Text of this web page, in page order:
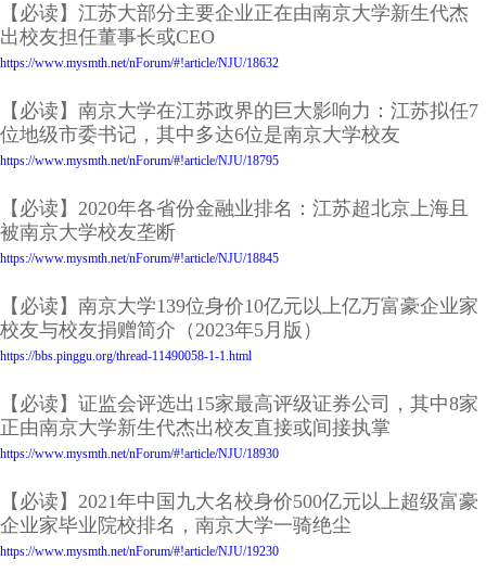
【必读】江苏大部分主要企业正在由南京大学新生代杰
出校友担任董事长或CEO
https://www.mysmth.net/nForum/#!article/NJU/18632
【必读】南京大学在江苏政界的巨大影响力：江苏拟任7
位地级市委书记，其中多达6位是南京大学校友
https://www.mysmth.net/nForum/#!article/NJU/18795
【必读】2020年各省份金融业排名：江苏超北京上海且
被南京大学校友垄断
https://www.mysmth.net/nForum/#!article/NJU/18845
【必读】南京大学139位身价10亿元以上亿万富豪企业家
校友与校友捐赠简介（2023年5月版）
https://bbs.pinggu.org/thread-11490058-1-1.html
【必读】证监会评选出15家最高评级证券公司，其中8家
正由南京大学新生代杰出校友直接或间接执掌
https://www.mysmth.net/nForum/#!article/NJU/18930
【必读】2021年中国九大名校身价500亿元以上超级富豪
企业家毕业院校排名，南京大学一骑绝尘
https://www.mysmth.net/nForum/#!article/NJU/19230